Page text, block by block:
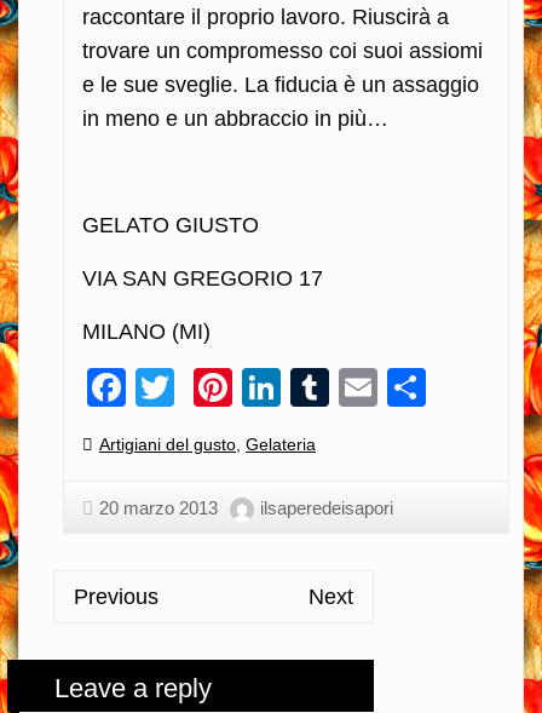
raccontare il proprio lavoro. Riuscirà a
trovare un compromesso coi suoi assiomi
e le sue sveglie. La fiducia è un assaggio
in meno e un abbraccio in più…
GELATO GIUSTO
VIA SAN GREGORIO 17
MILANO (MI)
Facebook
TwitterPinterest
LinkedIn
Tumblr
Email
Categories:
Artigiani del gusto Gelateria
20 marzo 2013 ilsaperedeisapori
Previous Next
Leave a reply